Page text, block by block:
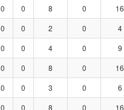
0 0 8 0 16
0 0 2 0 4
0 0 4 0 9
0 0 8 0 16
0 0 3 0 6
0 0 8 0 16